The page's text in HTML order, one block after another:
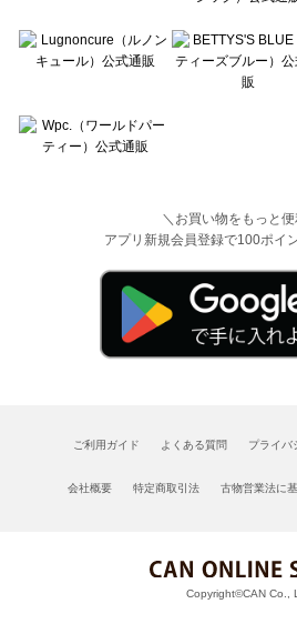
＼お買い物をもっと便
アプリ新規会員登録で100ポイ
ご利用ガイド よくある質問 プライバ
会社概要 特定商取引法 古物営業法に
Copyright©CAN Co.,